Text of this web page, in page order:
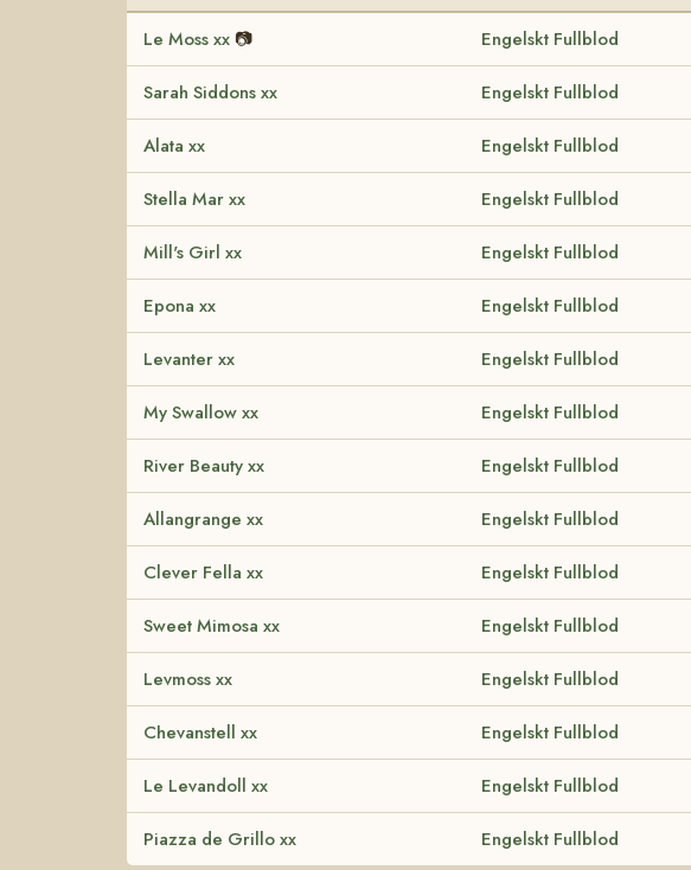
Le Moss xx 📷 Engelskt Fullblod
Sarah Siddons xx Engelskt Fullblod
Alata xx Engelskt Fullblod
Stella Mar xx Engelskt Fullblod
Mill's Girl xx Engelskt Fullblod
Epona xx Engelskt Fullblod
Levanter xx Engelskt Fullblod
My Swallow xx Engelskt Fullblod
River Beauty xx Engelskt Fullblod
Allangrange xx Engelskt Fullblod
Clever Fella xx Engelskt Fullblod
Sweet Mimosa xx Engelskt Fullblod
Levmoss xx Engelskt Fullblod
Chevanstell xx Engelskt Fullblod
Le Levandoll xx Engelskt Fullblod
Piazza de Grillo xx Engelskt Fullblod